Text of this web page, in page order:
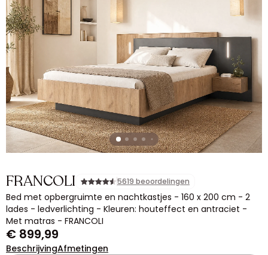
FRANCOLI 5619 beoordelingen
Bed met opbergruimte en nachtkastjes - 160 x 200 cm - 2
lades - ledverlichting - Kleuren: houteffect en antraciet -
Met matras - FRANCOLI
€ 899,99
BeschrijvingAfmetingen